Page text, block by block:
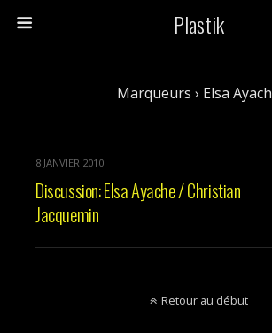
Plastik
Marqueurs › Elsa
8 JANVIER 2010
Discussion: Elsa Ayache / Christian
Jacquemin
Retour au début